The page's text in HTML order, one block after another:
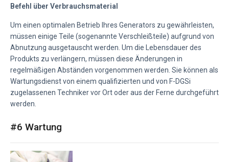
Befehl über Verbrauchsmaterial
Um einen optimalen Betrieb Ihres Generators zu gewährleisten,
müssen einige Teile (sogenannte Verschleißteile) aufgrund von
Abnutzung ausgetauscht werden. Um die Lebensdauer des
Produkts zu verlängern, müssen diese Änderungen in
regelmäßigen Abständen vorgenommen werden. Sie können als
Wartungsdienst von einem qualifizierten und von F-DGSi
zugelassenen Techniker vor Ort oder aus der Ferne durchgeführt
werden.
#6 Wartung